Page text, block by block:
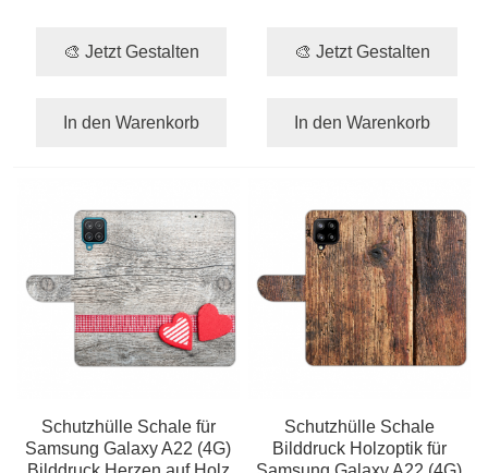
🎨 Jetzt Gestalten
In den Warenkorb
🎨 Jetzt Gestalten
In den Warenkorb
Schutzhülle Schale für
Samsung Galaxy A22 (4G)
Schutzhülle Schale
Bilddruck Holzoptik für